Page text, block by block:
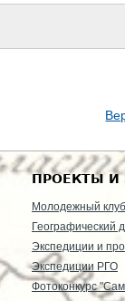
ПРОЕКТЫ И
Молодежный клуб
Географический
Экспедиции и
Экспедиции РГО
Фотоконкурс